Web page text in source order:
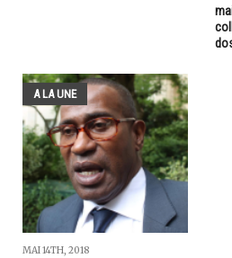
A LA UNE
MAI 14TH, 2018